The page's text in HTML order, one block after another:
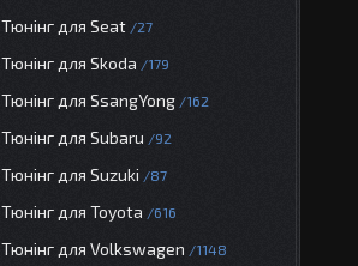
Тюнінг для Seat 27
Тюнінг для Skoda 179
Тюнінг для SsangYong 162
Тюнінг для Subaru 92
Тюнінг для Suzuki 87
Тюнінг для Toyota 616
Тюнінг для Volkswagen 1148